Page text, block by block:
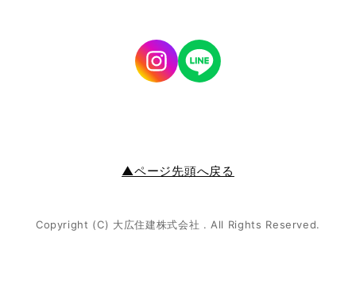
▲ページ先頭へ戻る
Copyright (C) 大広住建株式会社 . All Rights Reserved.